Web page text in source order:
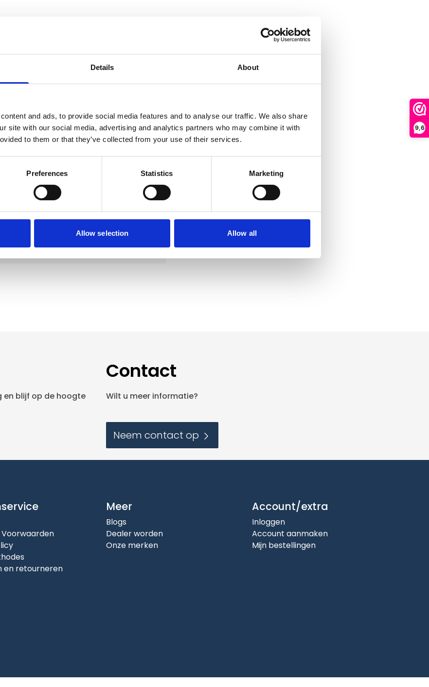
Details About
and ads, to provide social media features and to analyse our traffic. We also share
site with our social media, advertising and analytics partners who may combine it with
to them or that they’ve collected from your use of their services.
Preferences Statistics Marketing
Allow selection Allow all
9,6
gevoerd is, waardoor dit voor de
zacht en warm.
er voor zorgt dat u de halsband snel open
te doen is. De snel sluiting kan tevens
de sluiting komt te staan. Door middel
om is, waardoor de halsband niet
voor uw hond.
en blijf op de hoogte
Contact
Wilt u meer informatie?
Neem contact op
en retourneren
Meer
Blogs
Dealer worden
Onze merken
Account/extra
Inloggen
Account aanmaken
Mijn bestellingen